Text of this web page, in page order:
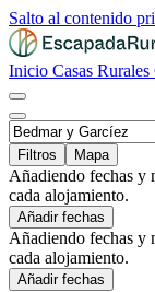
Salto al contenido
Inicio Casas Rurales
Filtros
Mapa
Añadiendo fechas y
cada alojamiento.
Añadir fechas
Añadiendo fechas y
cada alojamiento.
Añadir fechas